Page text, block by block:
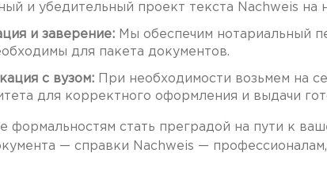
и убедительный проект текста Nachweis на
и заверение: Мы обеспечим нотариальный
для пакета документов.
с вузом: При необходимости возьмем на
для корректного оформления и выдачи
формальностям стать преградой на пути к
— справки Nachweis —